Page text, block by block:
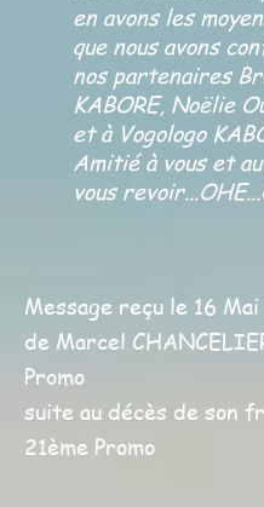
en avons les
que nous avons
nos partenaires
KABORE, Noëlie
et à Vogologo
Amitié à vous et
vous
Message reçu le 16
de Marcel CH
Promo
suite au décès de son
21ème Promo